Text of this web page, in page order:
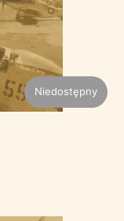
Niedostępny